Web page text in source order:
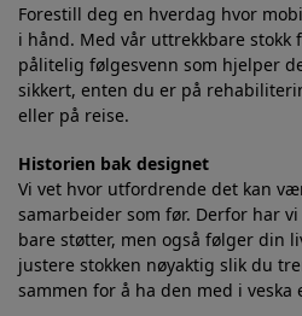
Forestill deg en hverdag hvor
i hånd. Med vår uttrekkbare stokk
pålitelig følgesvenn som hjelper
sikkert, enten du er på
eller på reise.
Historien bak designet
Vi vet hvor utfordrende det kan
samarbeider som før. Derfor har
bare støtter, men også følger din
justere stokken nøyaktig slik du
sammen for å ha den med i veska